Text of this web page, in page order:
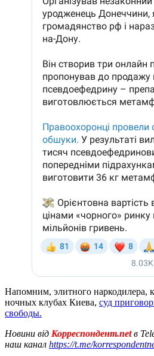
Напомним, элитного наркодилера,
ночных клубах Киева, суд
свободы.
Новини від Корреспондент.netв
наш канал https://t.me/